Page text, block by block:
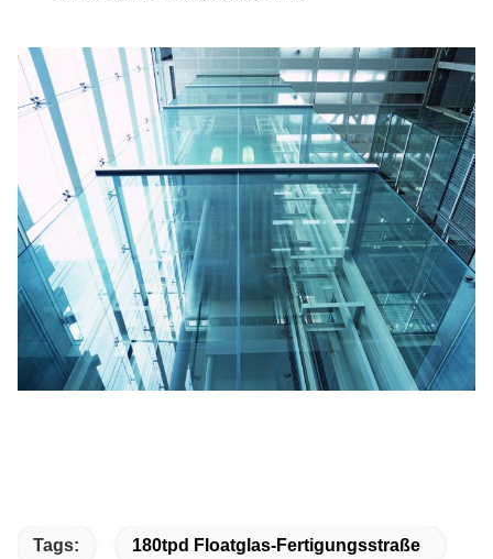
Tags: 180tpd Floatglas-Fertigungsstraße